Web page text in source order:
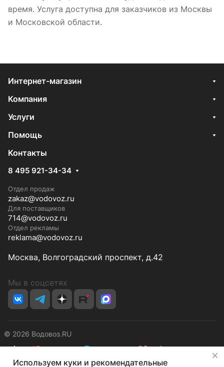
время. Услуга доступна для заказчиков из Москвы
и Московской области.
Интернет-магазин
Компания
Услуги
Помощь
Контакты
8 495 921-34-34
Отдел продаж
zakaz@vodovoz.ru
Для поставщиков
714@vodovoz.ru
Отдел рекламы
reklama@vodovoz.ru
Москва, Волгоградский проспект, д.42
Мы в соцсетях
© 2026 Водовоз.RU
КонфиденциальностьОферта
Используем куки и рекомендательные